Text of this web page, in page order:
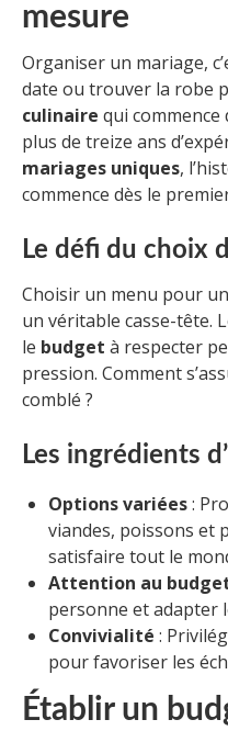
mesure
Organiser un mariage,
date ou trouver la robe
culinaire qui commence
plus de treize ans
mariages uniques,
commence dès le
Le défi du choix
Choisir un menu pour
un véritable casse-tête.
le budget à respecter
pression. Comment
comblé ?
Les ingrédients
Options variées:
viandes, poissons et
satisfaire tout le
Attention au
personne et adapter
Convivialité :
pour favoriser les
Établir un